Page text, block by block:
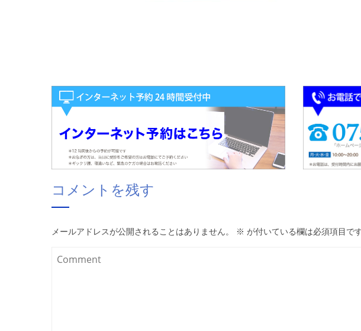
コメントを残す
メールアドレスが公開されることはありません。 ※ が付いている欄は必須項目で